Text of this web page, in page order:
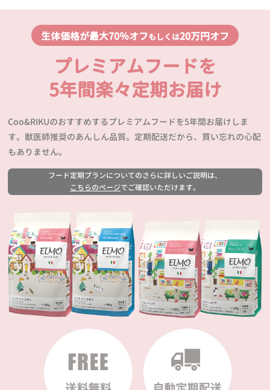
生体価格が最大70％オフもしくは20万円オフ
プレミアムフードを
5年間楽々定期お届け
Coo&RIKUのおすすめするプレミアムフードを5年間お届けしま
す。獣医師推奨のあんしん品質。定期配送だから、買い忘れの心配
もありません。
フード定期プランについてのさらに詳しいご説明は、
こちらのページでご確認いただけます。